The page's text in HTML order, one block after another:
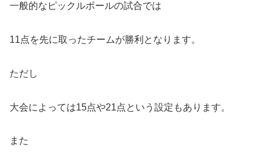
一般的なピックルボールの試合では
11点を先に取ったチームが勝利となります。
ただし
大会によっては15点や21点という設定もあります。
また